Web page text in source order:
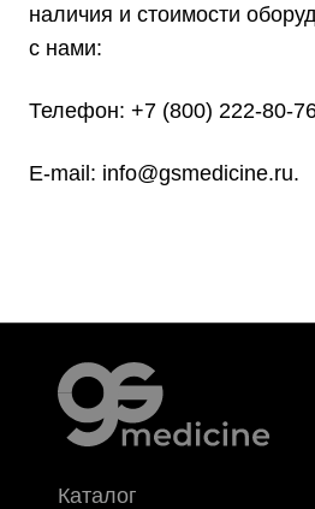
наличия и стоимости
с нами:
Телефон: +7 (800) 222-80-
E-mail: info@gsmedicine.ru.
Каталог